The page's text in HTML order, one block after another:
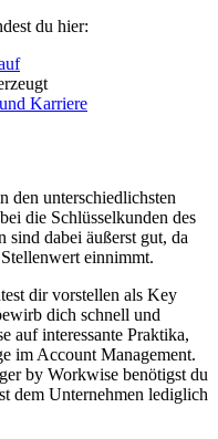
du hier:
Karriere
den unterschiedlichsten
die Schlüsselkunden des
sind dabei äußerst gut, da
einnimmt.
dir vorstellen als Key
dich schnell und
auf interessante Praktika,
im Account Management.
by Workwise benötigst du
dem Unternehmen lediglich